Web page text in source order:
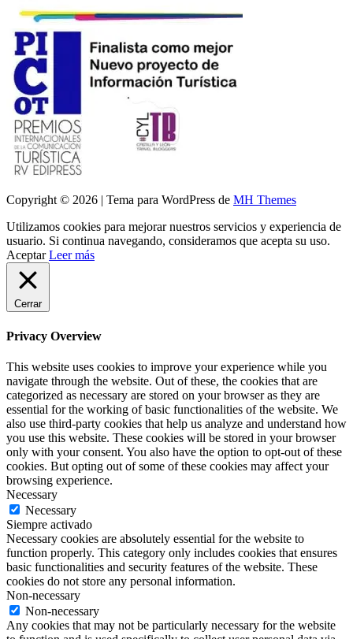
Copyright © 2026 | Tema para WordPress de MH Themes
Utilizamos cookies para mejorar nuestros servicios y experiencia de
usuario. Si continua navegando, consideramos que acepta su uso.
Aceptar Leer más
Cerrar
Privacy Overview
This website uses cookies to improve your experience while you
navigate through the website. Out of these, the cookies that are
categorized as necessary are stored on your browser as they are
essential for the working of basic functionalities of the website. We
also use third-party cookies that help us analyze and understand how
you use this website. These cookies will be stored in your browser
only with your consent. You also have the option to opt-out of these
cookies. But opting out of some of these cookies may affect your
browsing experience.
Necessary
Necessary
Siempre activado
Necessary cookies are absolutely essential for the website to
function properly. This category only includes cookies that ensures
basic functionalities and security features of the website. These
cookies do not store any personal information.
Non-necessary
Non-necessary
Any cookies that may not be particularly necessary for the website